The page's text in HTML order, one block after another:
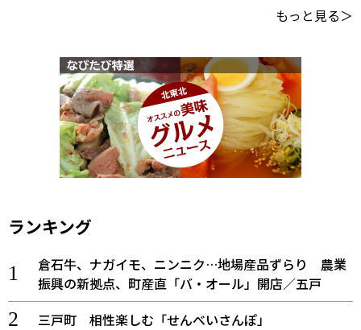
もっと見る＞
ランキング
倉石牛、ナガイモ、ニンニク…地場産品ずらり 農業
振興の新拠点、町産直「バ・オール」開店／五戸
三戸町 相性楽しむ「せんべいさんぽ」